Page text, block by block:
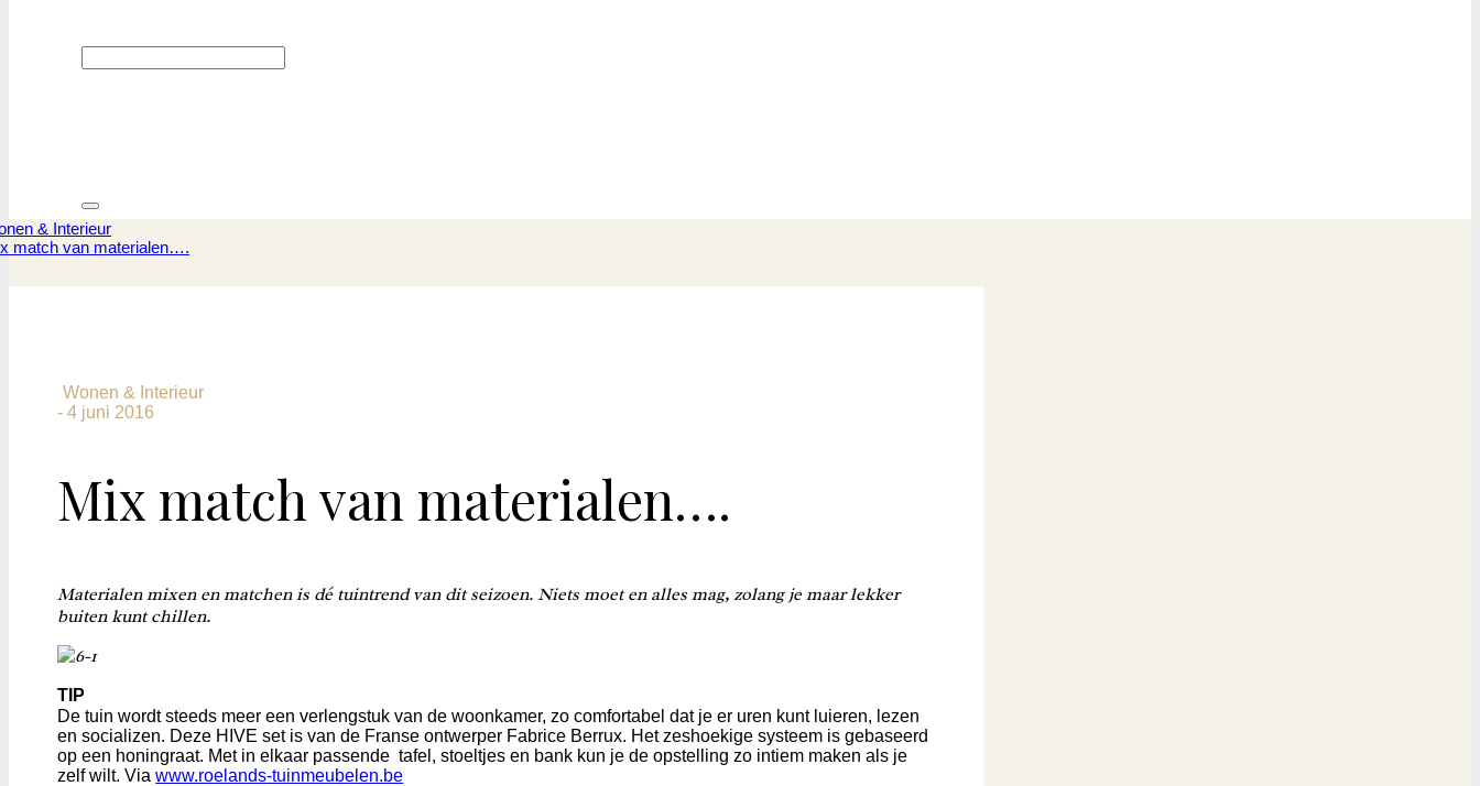
& Interieur
match van materialen….
Wonen & Interieur
-4 juni 2016
Mix match van materialen….
Materialen mixen en matchen is dé tuintrend van dit seizoen. Niets moet en alles mag, zolang je maar lekker
buiten kunt chillen.
TIP
De tuin wordt steeds meer een verlengstuk van de woonkamer, zo comfortabel dat je er uren kunt luieren, lezen
en socializen. Deze HIVE set is van de Franse ontwerper Fabrice Berrux. Het zeshoekige systeem is gebaseerd
op een honingraat. Met in elkaar passende tafel, stoeltjes en bank kun je de opstelling zo intiem maken als je
zelf wilt. Viawww.roelands-tuinmeubelen.be